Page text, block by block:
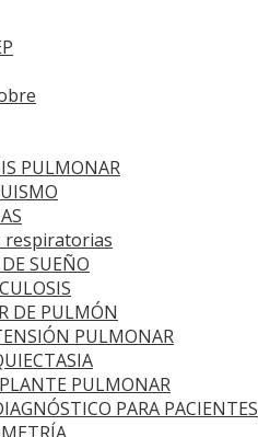
PULMONAR
respiratorias
SUEÑO
DE PULMÓN
PULMONAR
PULMONAR
PARA PACIENTES